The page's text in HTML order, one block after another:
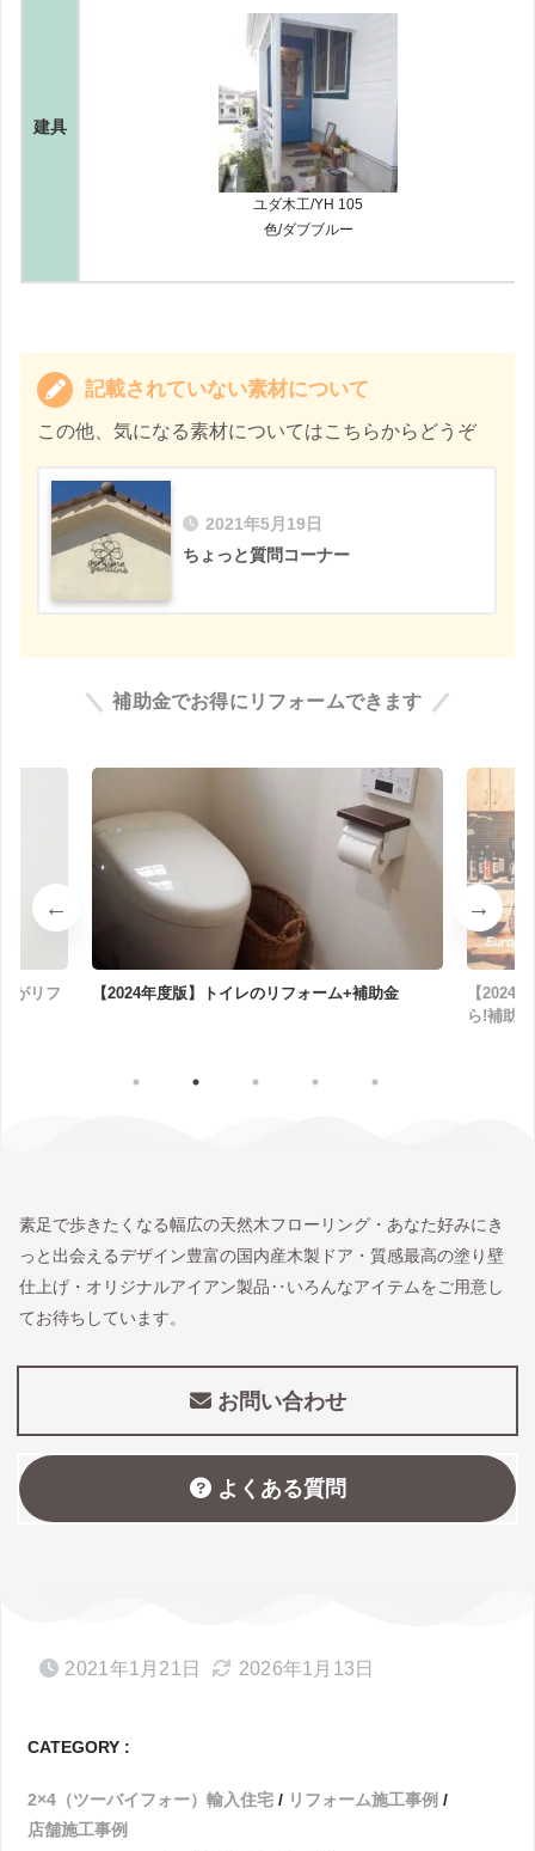
建具
ユダ木工/YH 105
色/ダブブルー
記載されていない素材について
この他、気になる素材についてはこちらからどうぞ
2021年5月19日
ちょっと質問コーナー
補助金でお得にリフォームできます
がリフ 【2024年度版】トイレのリフォーム+補助金
【2024
ら!補助
素足で歩きたくなる幅広の天然木フローリング・あなた好みにき
っと出会えるデザイン豊富の国内産木製ドア・質感最高の塗り壁
仕上げ・オリジナルアイアン製品‥いろんなアイテムをご用意し
てお待ちしています。
お問い合わせ
よくある質問
2021年1月21日 2026年1月13日
CATEGORY :
2×4（ツーバイフォー）輸入住宅
リフォーム施工事例
店舗施工事例